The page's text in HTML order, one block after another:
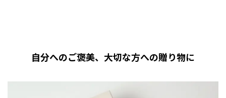
自分へのご褒美、大切な方への贈り物に